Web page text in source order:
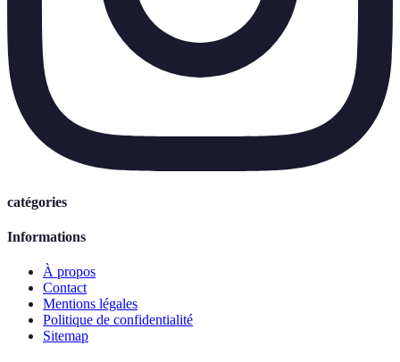
catégories
Informations
À propos
Contact
Mentions légales
Politique de confidentialité
Sitemap